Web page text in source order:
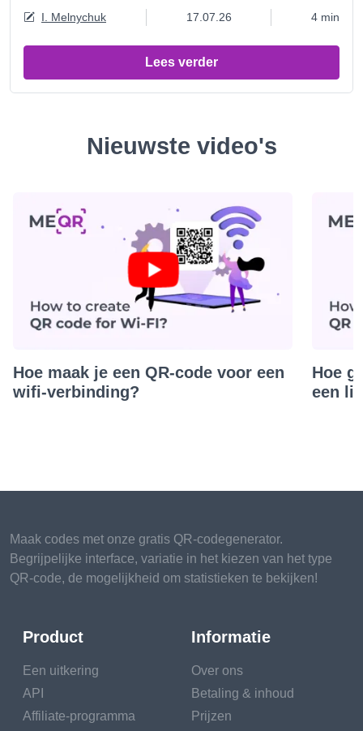
I. Melnychuk 17.07.26 4 min
Lees verder
Nieuwste video's
Hoe maak je een QR-code voor een
wifi-verbinding?
Hoe
een
Maak codes met onze gratis QR-codegenerator.
Begrijpelijke interface, variatie in het kiezen van het type
QR-code, de mogelijkheid om statistieken te bekijken!
Product
Een uitkering
API
Affiliate-programma
Informatie
Over ons
Betaling & inhoud
Prijzen